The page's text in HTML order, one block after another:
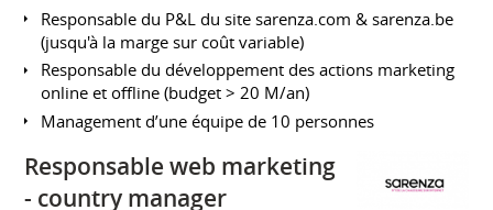
Responsable du P&L du site sarenza.com & sarenza.be
(jusqu'à la marge sur coût variable)
Responsable du développement des actions marketing
online et offline (budget > 20 M/an)
Management d’une équipe de 10 personnes
Responsable web marketing
- country manager